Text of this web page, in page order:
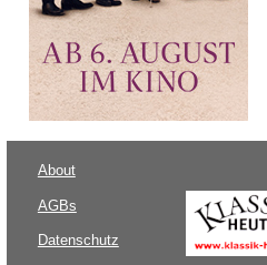
About
AGBs
Datenschutz